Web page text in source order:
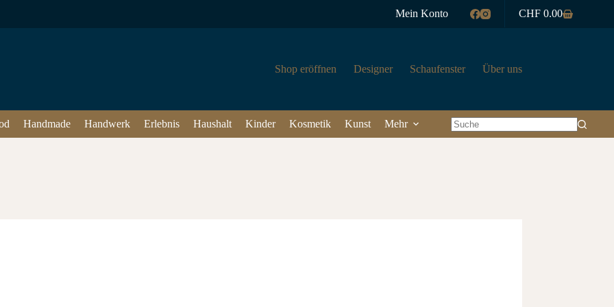
Mein Konto Warenkorb
CHF 0.00
Shop eröffnen Designer Schaufenster Über uns
Handmade Handwerk Erlebnis Haushalt Kinder Kosmetik Kunst
Mehr
Keine